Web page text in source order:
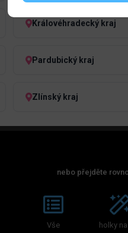
Královéhradecký kraj
Pardubický kraj
Zlínský kraj
nebo přejděte
Vše holky